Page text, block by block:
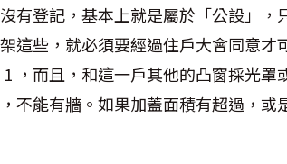
有登記，基本上就是屬於「公設」
這些，就必須要經過住戶大會同意
，而且，和這一戶其他的凸窗採光
不能有牆。如果加蓋面積有超過，或